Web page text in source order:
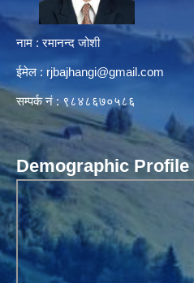
नाम : रमानन्द जोशी
ईमेल : rjbajhangi@gmail.com
सम्पर्क नं : ९८४८६७०५८६
Demographic Profile